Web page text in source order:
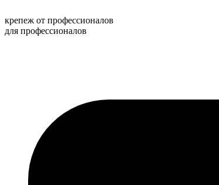
к
содержимому
крепеж от профессионалов
для профессионалов